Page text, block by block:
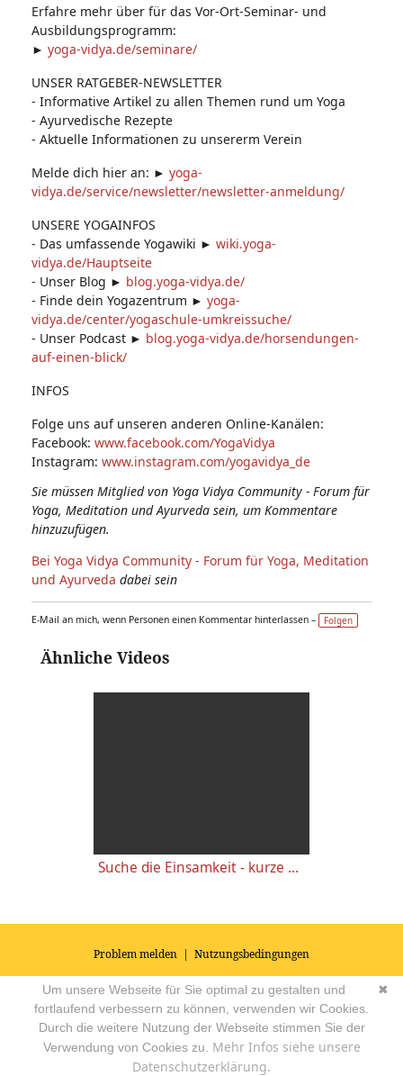
Erfahre mehr über für das Vor-Ort-Seminar- und
Ausbildungsprogramm:
► yoga-vidya.de/seminare/
UNSER RATGEBER-NEWSLETTER
- Informative Artikel zu allen Themen rund um Yoga
- Ayurvedische Rezepte
- Aktuelle Informationen zu unsererm Verein
Melde dich hier an: ► yoga-
vidya.de/service/newsletter/newsletter-anmeldung/
UNSERE YOGAINFOS
- Das umfassende Yogawiki ► wiki.yoga-
vidya.de/Hauptseite
- Unser Blog ► blog.yoga-vidya.de/
- Finde dein Yogazentrum ► yoga-
vidya.de/center/yogaschule-umkreissuche/
- Unser Podcast ► blog.yoga-vidya.de/horsendungen-
auf-einen-blick/
INFOS
Folge uns auf unseren anderen Online-Kanälen:
Facebook: www.facebook.com/YogaVidya
Instagram: www.instagram.com/yogavidya_de
Sie müssen Mitglied von Yoga Vidya Community - Forum für
Yoga, Meditation und Ayurveda sein, um Kommentare
hinzuzufügen.
Bei Yoga Vidya Community - Forum für Yoga, Meditation
und Ayurveda dabei sein
E-Mail an mich, wenn Personen einen Kommentar hinterlassen – Folgen
Ähnliche Videos
Suche die Einsamkeit - kurze Götterbotschaften - Shiva
Problem melden | Nutzungsbedingungen
© 2026Impressum|Datenschutz|AGB's| Yoga Vidya Community -
Forum für Yoga, Meditation und Ayurveda Powered by
✖
Um unsere Webseite für Sie optimal zu gestalten und
fortlaufend verbessern zu können, verwenden wir Cookies.
Durch die weitere Nutzung der Webseite stimmen Sie der
Verwendung von Cookies zu. Mehr Infos siehe unsere
Datenschutzerklärung.